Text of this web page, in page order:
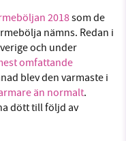
2018som de
nämns. Redan i
och under
omfattande
blev den varmaste i
än normalt.
dött till följd av